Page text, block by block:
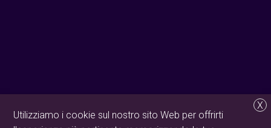
X
Utilizziamo i cookie sul nostro sito Web per offrirti